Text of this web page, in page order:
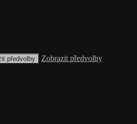
předvolby Zobrazit předvolby